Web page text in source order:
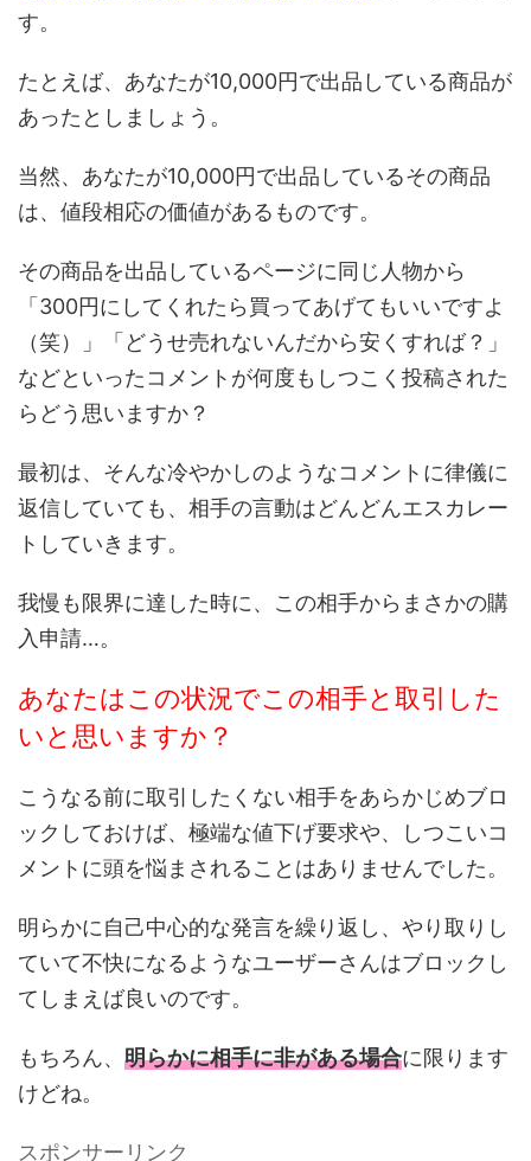
す。
たとえば、あなたが10,000円で出品している商品が
あったとしましょう。
当然、あなたが10,000円で出品しているその商品
は、値段相応の価値があるものです。
その商品を出品しているページに同じ人物から
「300円にしてくれたら買ってあげてもいいですよ
（笑）」「どうせ売れないんだから安くすれば？」
などといったコメントが何度もしつこく投稿された
らどう思いますか？
最初は、そんな冷やかしのようなコメントに律儀に
返信していても、相手の言動はどんどんエスカレー
トしていきます。
我慢も限界に達した時に、この相手からまさかの購
入申請…。
あなたはこの状況でこの相手と取引した
いと思いますか？
こうなる前に取引したくない相手をあらかじめブロ
ックしておけば、極端な値下げ要求や、しつこいコ
メントに頭を悩まされることはありませんでした。
明らかに自己中心的な発言を繰り返し、やり取りし
ていて不快になるようなユーザーさんはブロックし
てしまえば良いのです。
もちろん、 明らかに相手に非がある場合に限ります
けどね。
スポンサーリンク